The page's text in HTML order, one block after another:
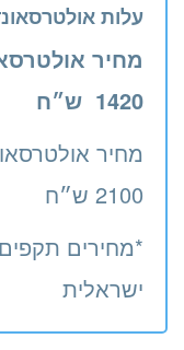
עלות
מחיר
1420 ש״ח
מחיר
2100 ש״ח
*מחירים
ישראלית